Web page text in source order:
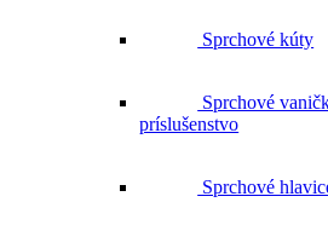
Sprchové kúty
Sprchové
príslušenstvo
Sprchové